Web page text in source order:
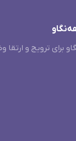
برای ترویج و